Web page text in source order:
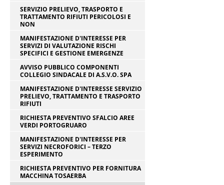
SERVIZIO PRELIEVO, TRASPORTO E
TRATTAMENTO RIFIUTI PERICOLOSI E
NON
MANIFESTAZIONE D'INTERESSE PER
SERVIZI DI VALUTAZIONE RISCHI
SPECIFICI E GESTIONE EMERGENZE
AVVISO PUBBLICO COMPONENTI
COLLEGIO SINDACALE DI A.S.V.O. SPA
MANIFESTAZIONE D'INTERESSE SERVIZIO
PRELIEVO, TRATTAMENTO E TRASPORTO
RIFIUTI
RICHIESTA PREVENTIVO SFALCIO AREE
VERDI PORTOGRUARO
MANIFESTAZIONE D'INTERESSE PER
SERVIZI NECROFORICI – TERZO
ESPERIMENTO
RICHIESTA PREVENTIVO PER FORNITURA
MACCHINA TOSAERBA